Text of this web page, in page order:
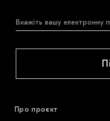
Про проєкт